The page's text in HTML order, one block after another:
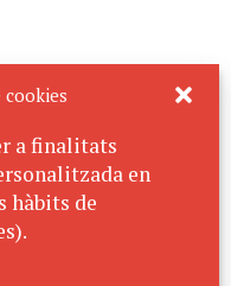
a finalitats
en
hàbits de